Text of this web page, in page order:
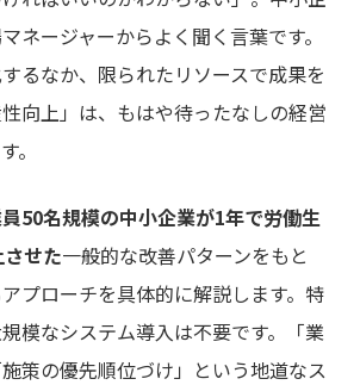
ネージャーからよく聞く言葉です。
るなか、限られたリソースで成果を
向上」は、もはや待ったなしの経営
。
50名規模の中小企業が1年で労働生
せた一般的な改善パターンをもと
プローチを具体的に解説します。特
模なシステム導入は不要です。「業
策の優先順位づけ」という地道なス